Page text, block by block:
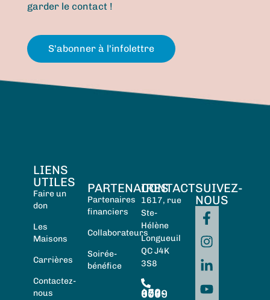
garder le contact !
S'abonner à l'infolettre
LIENS
UTILES
Faire un
don
Les
Maisons
Carrières
Contactez-
nous
PARTENAIRES
Partenaires
financiers
Collaborateurs
Soirée-
bénéfice
CONTACT
1617, rue
Ste-
Hélène
Longueuil
QC J4K
3S8
450-674-0059
SUIVEZ-
NOUS